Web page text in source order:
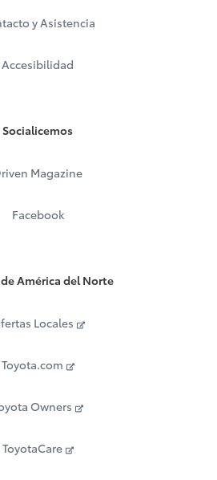
y Asistencia
Accesibilidad
Socialicemos
Magazine
Facebook
América del Norte
Locales
Toyota.com
Owners
ToyotaCare